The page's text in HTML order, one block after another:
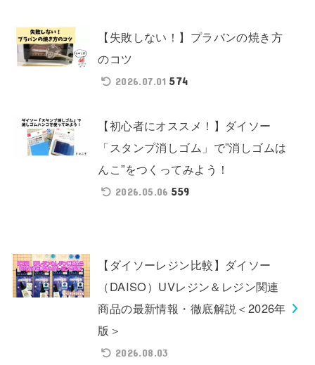
【失敗しない！】プラバンの焼き方
のコツ
2026.07.01 574
【初心者にオススメ！】ダイソー
「スタンプ消しゴム」で”消しゴムは
んこ”をつくってみよう！
2026.05.06 559
【ダイソーレジン比較】ダイソー
（DAISO）UVレジン＆レジン関連
商品の最新情報・徹底解説＜2026年
版＞
2026.08.03